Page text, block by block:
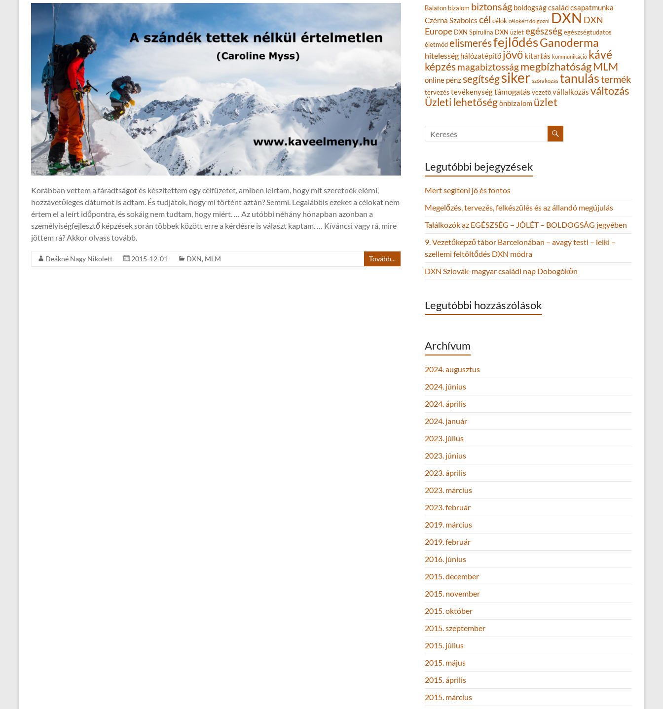
Korábban vettem a fáradtságot és készítettem egy célfüzetet, amiben leírtam, hogy mit szeretnék elérni,
hozzávetőleges dátumot is adtam. És tudjátok, hogy mi történt aztán? Semmi. Legalábbis ezeket a célokat nem
értem el a leírt időpontra, és sokáig nem tudtam, hogy miért. … Az utóbbi néhány hónapban azonban a
személyiségfejlesztő képzések során többek között erre a kérdésre is választ kaptam. … Kíváncsi vagy rá, mire
jöttem rá? Akkor olvass tovább.
Deákné Nagy Nikolett 2015-12-01 DXN, MLM Tovább...
Balaton bizalom biztonság boldogságcsaládcsapatmunka
Czérna Szabolcs cél célok célokért dolgozni DXNDXN
Europe DXN Spirulina DXN üzletegészségegészségtudatos
életmódelismerésfejlődésGanoderma
hitelesség hálózatépítő jövő kitartás kommunikáció kávé
képzésmagabiztosságmegbízhatóságMLM
online pénzsegítségsiker szórakozás tanulástermék
tervezés tevékenységtámogatásvezetővállalkozás változás
Üzleti lehetőségönbizalom üzlet
Legutóbbi bejegyzések
Mert segíteni jó és fontos
Megelőzés, tervezés, felkészülés és az állandó megújulás
Találkozók az EGÉSZSÉG – JÓLÉT – BOLDOGSÁG jegyében
9. Vezetőképző tábor Barcelonában – avagy testi – lelki –
szellemi feltöltődés DXN módra
DXN Szlovák-magyar családi nap Dobogókőn
Legutóbbi hozzászólások
Archívum
2024. augusztus
2024. június
2024. április
2024. január
2023. július
2023. június
2023. április
2023. március
2023. február
2019. március
2019. február
2016. június
2015. december
2015. november
2015. október
2015. szeptember
2015. július
2015. május
2015. április
2015. március